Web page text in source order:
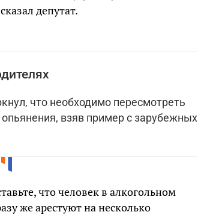
депутат.
что необходимо пересмотреть
взяв пример с зарубежных
что человек в алкогольном
же арестуют на несколько